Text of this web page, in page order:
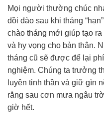
Mọi người thường chúc
dồi dào sau khi tháng
chào tháng mới giúp tạo
và hy vọng cho bản thân.
tháng cũ sẽ được để lại
nghiệm. Chúng ta trưởng
luyện tinh thần và giữ gìn
rằng sau cơn mưa ngâu
giờ hết.